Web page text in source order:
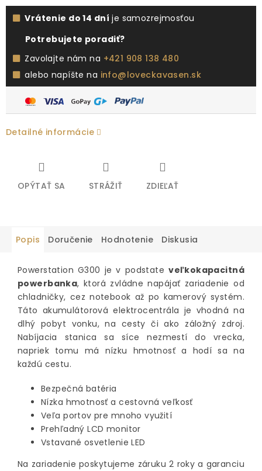
Vrátenie do 14 dní je samozrejmosťou
Potrebujete poradiť?
Zavolajte nám na +421 908 138 480
alebo napíšte na info@loveckavasen.sk
Detailné informácie
OPÝTAŤ SA STRÁŽIŤ ZDIEĽAŤ
Popis Doručenie Hodnotenie Diskusia
Powerstation G300 je v podstateveľkokapacitná
powerbanka, ktorá zvládne napájať zariadenie od
chladničky, cez notebook až po kamerový systém.
Táto akumulátorová elektrocentrála je vhodná na
dlhý pobyt vonku, na cesty či ako záložný zdroj.
Nabíjacia stanica sa síce nezmestí do vrecka,
napriek tomu má nízku hmotnosť a hodí sa na
každú cestu.
Bezpečná batéria
Nízka hmotnosť a cestovná veľkosť
Veľa portov pre mnoho využití
Prehľadný LCD monitor
Vstavané osvetlenie LED
Na zariadenie poskytujeme záruku 2 roky a garanciu